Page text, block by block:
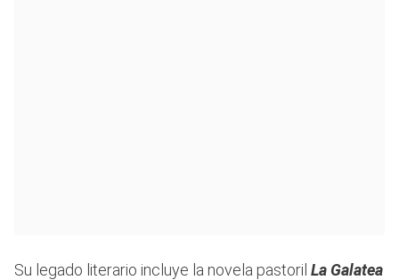
Su legado literario incluye la novela pastoril La Galatea